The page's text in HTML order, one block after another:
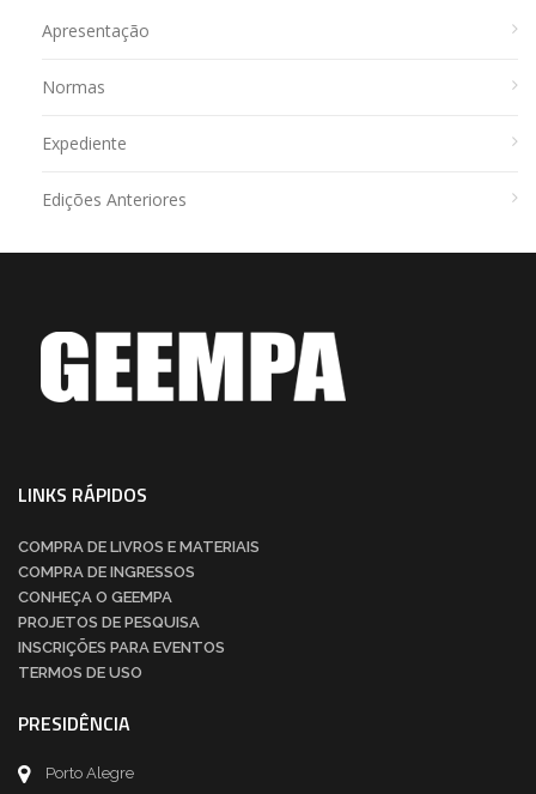
Apresentação
Normas
Expediente
Edições Anteriores
LINKS RÁPIDOS
COMPRA DE LIVROS E MATERIAIS
COMPRA DE INGRESSOS
CONHEÇA O GEEMPA
PROJETOS DE PESQUISA
INSCRIÇÕES PARA EVENTOS
TERMOS DE USO
PRESIDÊNCIA
Porto Alegre